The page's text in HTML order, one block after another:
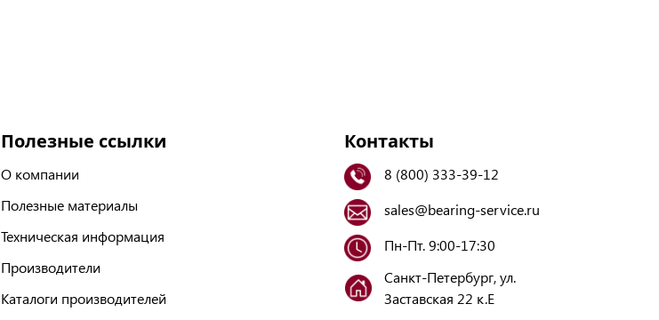
Полезные ссылки
О компании
Полезные материалы
Техническая информация
Производители
Каталоги производителей
Контакты
8 (800) 333-39-12
sales@bearing-service.ru
Санкт-Петербург, ул.
Заставская 22 к.Е
Пн-Пт. 9:00-17:30